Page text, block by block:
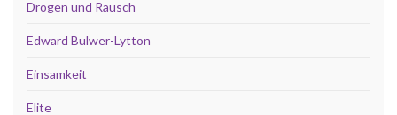
Drogen und Rausch
Edward Bulwer-Lytton
Einsamkeit
Elite